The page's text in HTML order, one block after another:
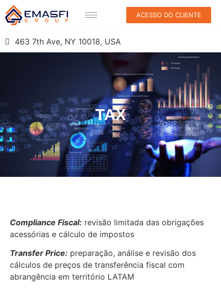
ACESSO DO CLIENTE
463 7th Ave, NY 10018, USA
TAX
Compliance Fiscal: revisão limitada das obrigações
acessórias e cálculo de impostos
Transfer Price: preparação, análise e revisão dos
cálculos de preços de transferência fiscal com
abrangência em território LATAM